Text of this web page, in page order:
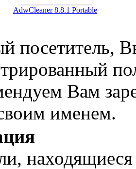
AdwCleaner 8.8.1 Portable
посетитель,
Вам
именем.